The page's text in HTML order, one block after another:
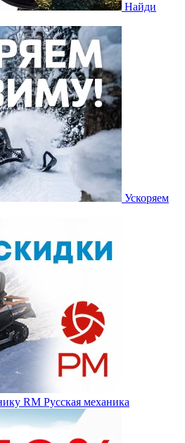
Найди
Ускоряем
RM Русская механика